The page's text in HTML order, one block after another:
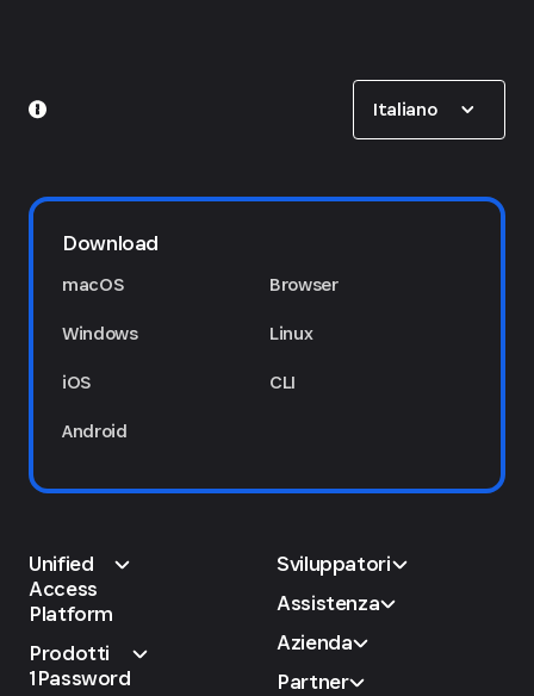
Italiano
Download
macOS
Windows
iOS
Android
Browser
Linux
CLI
Unified
Access
Platform
Prodotti
1Password
Sviluppatori
Assistenza
Azienda
Partner